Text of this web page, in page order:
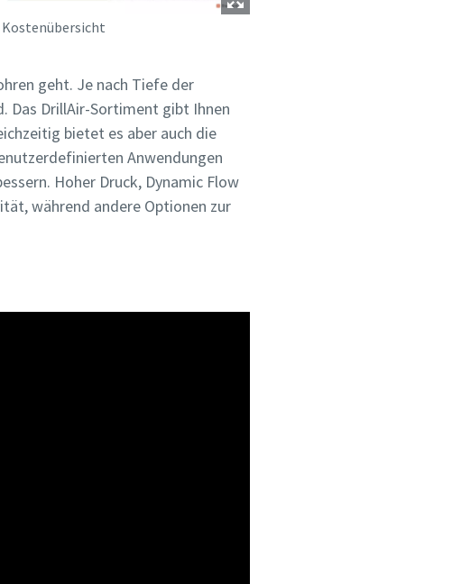
Kostenübersicht
geht. Je nach Tiefe der
Das DrillAir-Sortiment gibt Ihnen
bietet es aber auch die
Anwendungen
Hoher Druck, Dynamic Flow
während andere Optionen zur